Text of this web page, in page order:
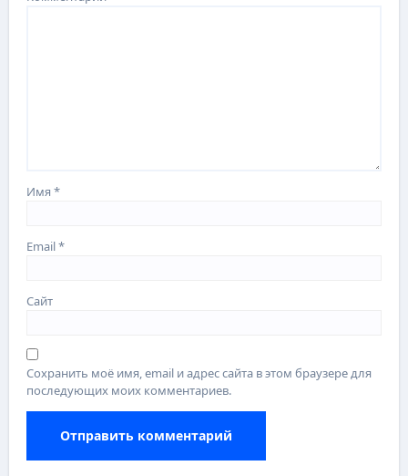
Имя*
Email*
Сайт
Сохранить моё имя, email и адрес сайта в этом браузере для
последующих моих комментариев.